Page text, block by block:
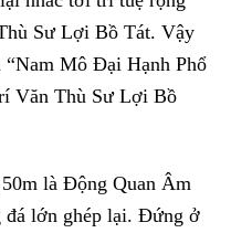
Sư Lợi Bồ Tát. Vậy
Mô Đại Hạnh Phổ
Văn Thù Sư Lợi Bồ
là Động Quan Âm
đá lớn ghép lại. Đứng ở